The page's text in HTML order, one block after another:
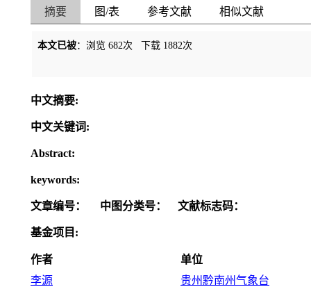
摘要 图/表 参考文献 相似文献
本文已被：浏览 682次 下载 1882次
中文摘要:
中文关键词:
Abstract:
keywords:
文章编号： 中图分类号： 文献标志码：
基金项目:
作者
单位
李源
贵州黔南州气象台